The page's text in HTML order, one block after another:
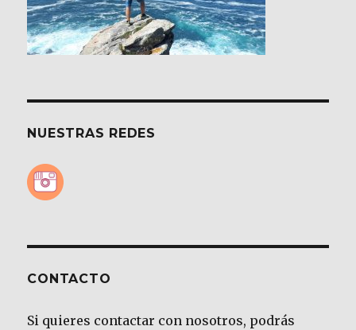
NUESTRAS REDES
CONTACTO
Si quieres contactar con nosotros, podrás